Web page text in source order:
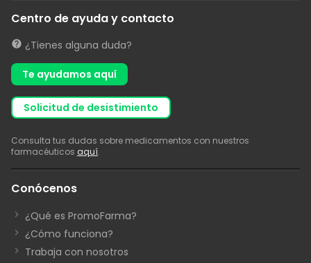
Centro de ayuda y contacto
¿Tienes alguna duda?
Te ayudamos aquí
solicitud de desistimiento
Consulta tus dudas sobre medicamentos con nuestros
farmacéuticos aquí.
Conócenos
¿Qué es PromoFarma?
¿Cómo funciona?
Trabaja con nosotros